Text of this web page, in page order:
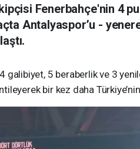
Fenerbahçe'nin 4
Antalyaspor’u -
5 beraberlik ve 3
bir kez daha